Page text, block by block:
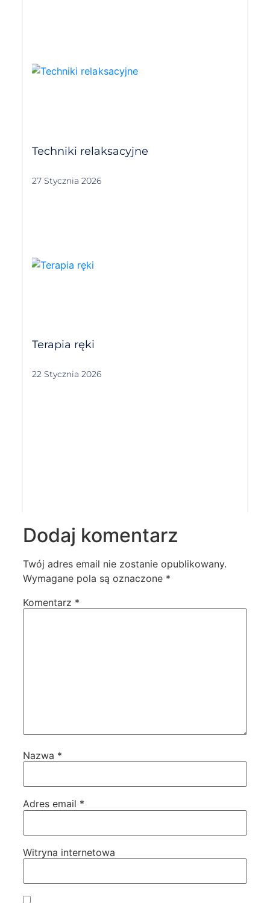
Techniki relaksacyjne
27 Stycznia 2026
Terapia ręki
22 Stycznia 2026
Dodaj komentarz
Twój adres email nie zostanie opublikowany.
Wymagane pola są oznaczone *
Komentarz *
Nazwa *
Adres email *
Witryna internetowa